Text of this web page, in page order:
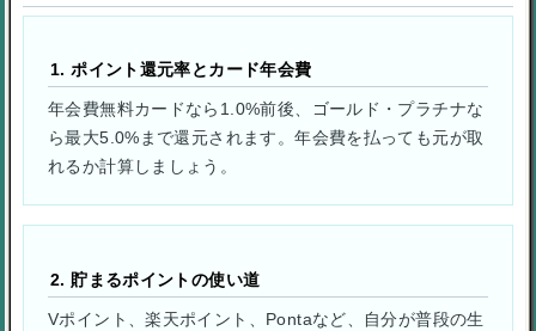
1. ポイント還元率とカード年会費
年会費無料カードなら1.0%前後、ゴールド・プラチナな
ら最大5.0%まで還元されます。年会費を払っても元が取
れるか計算しましょう。
2. 貯まるポイントの使い道
Vポイント、楽天ポイント、Pontaなど、自分が普段の生